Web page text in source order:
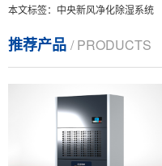
本文标签： 中央新风净化除湿系统
推荐产品 / PRODUCTS